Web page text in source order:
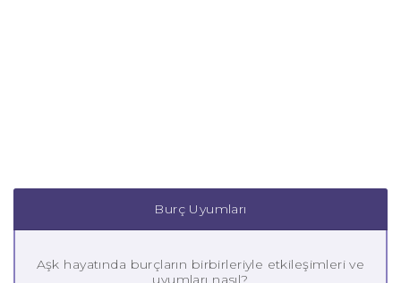
Burç Uyumları
Aşk hayatında burçların birbirleriyle etkileşimleri ve
uyumları nasıl?